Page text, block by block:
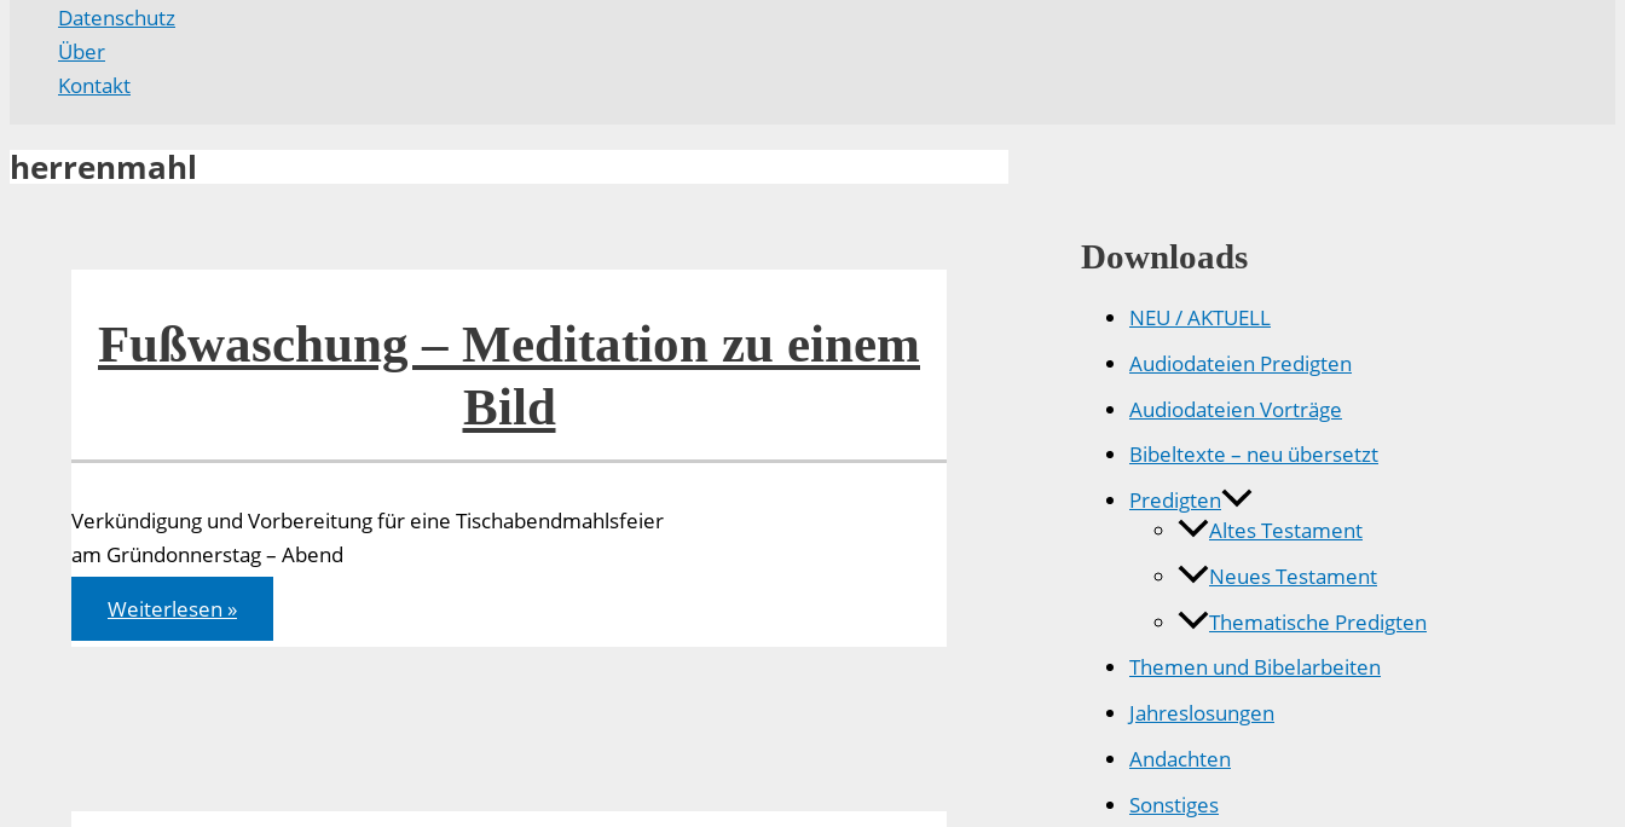
Datenschutz
Über
Kontakt
herrenmahl
Fußwaschung – Meditation zu einem
Bild
Verkündigung und Vorbereitung für eine Tischabendmahlsfeier
am Gründonnerstag – Abend
Fußwaschung
–
Meditation
Weiterlesen »
Downloads
NEU / AKTUELL
Audiodateien Predigten
Audiodateien Vorträge
Bibeltexte – neu übersetzt
Predigten
Altes Testament
Neues Testament
Thematische Predigten
Themen und Bibelarbeiten
Jahreslosungen
Andachten
Sonstiges